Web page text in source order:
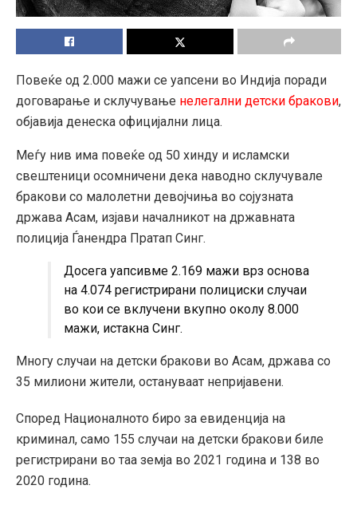
Повеќе од 2.000 мажи се уапсени во Индија поради
договарање и склучување нелегални детски бракови,
објавија денеска официјални лица.
Меѓу нив има повеќе од 50 хинду и исламски
свештеници осомничени дека наводно склучувале
бракови со малолетни девојчиња во сојузната
држава Асам, изјави началникот на државната
полиција Ѓанендра Пратап Синг.
Досега уапсивме 2.169 мажи врз основа
на 4.074 регистрирани полициски случаи
во кои се вклучени вкупно околу 8.000
мажи, истакна Синг.
Многу случаи на детски бракови во Асам, држава со
35 милиони жители, остануваат непријавени.
Според Националното биро за евиденција на
криминал, само 155 случаи на детски бракови биле
регистрирани во таа земја во 2021 година и 138 во
2020 година.